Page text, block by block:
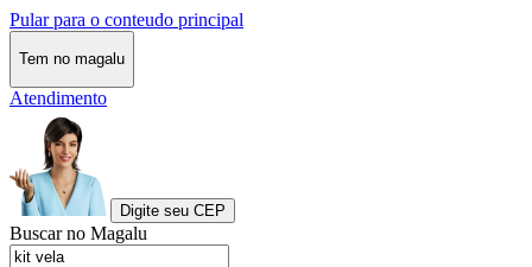
Pular para o conteudo principal
Tem no magalu
Atendimento
Digite seu CEP
Buscar no Magalu